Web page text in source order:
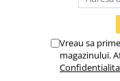
Vreau sa
magazinului.